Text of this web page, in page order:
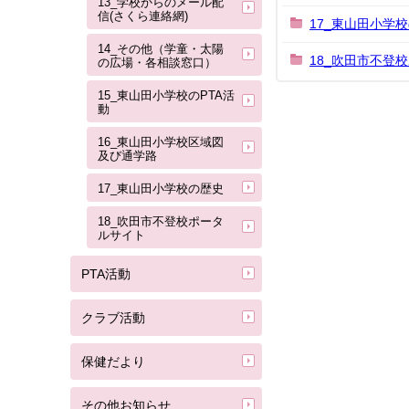
信(さくら連絡網)
14_その他（学童・太陽
の広場・各相談窓口）
15_東山田小学校のPTA活
動
16_東山田小学校区域図
及び通学路
17_東山田小学校の歴史
18_吹田市不登校ポータ
ルサイト
PTA活動
クラブ活動
保健だより
その他お知らせ
17_東山田小学
18_吹田市不登